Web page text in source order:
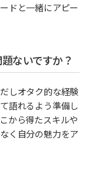
ドと一緒にアピー
ないですか？
しオタク的な経験
語れるよう準備し
から得たスキルや
く自分の魅力をア